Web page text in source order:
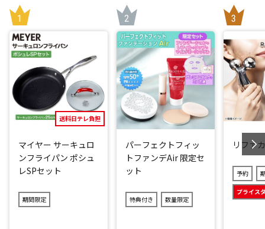
送料日テレ負担
マイヤー サーキュロ
ンフライパン ポシュ
レSPセット
期間限定
パーフェクトフィッ
トファンデAir 限定セ
ット
特典付き 数量限定
リファ
予約
プライス